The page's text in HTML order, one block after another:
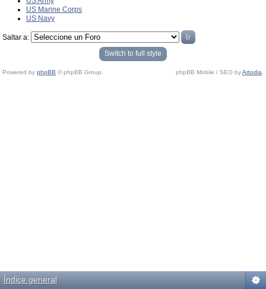
US Marine Corps
US Navy
Saltar a:
Switch to full style
Powered by phpBB © phpBB Group. phpBB Mobile / SEO byArtodia
Índice general